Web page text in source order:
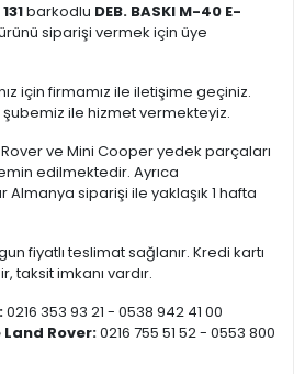
barkodlu DEB. BASKI M-40 E-
siparişi vermek için üye
için firmamız ile iletişime geçiniz.
şubemiz ile hizmet vermekteyiz.
ve Mini Cooper yedek parçaları
edilmektedir. Ayrıca
siparişi ile yaklaşık 1 hafta
fiyatlı teslimat sağlanır. Kredi kartı
taksit imkanı vardır.
0216 353 93 21 - 0538 942 41 00
Rover:0216 755 51 52 - 0553 800